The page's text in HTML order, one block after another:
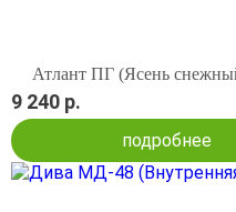
Атлант ПГ (Ясень
9 240 р.
подробнее